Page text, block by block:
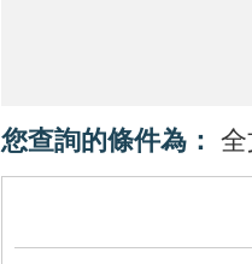
您查詢的條件為：